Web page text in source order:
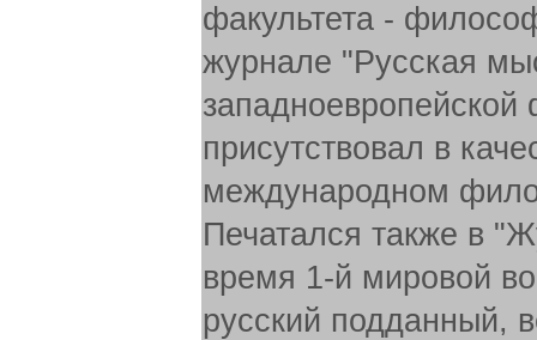
факультета -
журнале "Русская
присутствовал в
международном
Печатался также в
время 1-й мировой
русский подданный,